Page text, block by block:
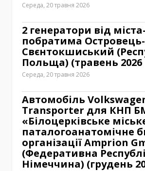
Середа, 20 травня 2026
2 генератори від міста-
побратима Островець-
Свєнтокшиський
Польща) (травень 2026
Середа, 20 травня 2026
Автомобіль
Transporter для КНП
«Білоцерківське
паталогоанатомічне
організації Amprion
(Федеративна
Німеччина) (грудень